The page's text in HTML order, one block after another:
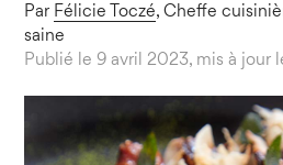
Par Félicie Toczé, Cheffe
saine
Publié le 9 avril 2023, mis à jour